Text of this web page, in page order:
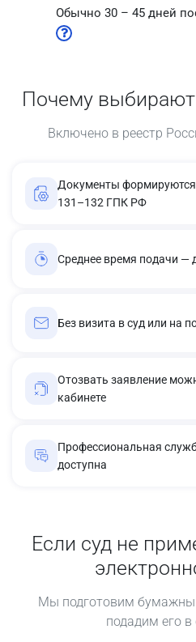
Обычно 30 – 45 дней
Почему
Включено в реестр
Документы формируются
131–132 ГПК РФ
Среднее время подачи —
Без визита в суд или на
Отозвать заявление
кабинете
Профессиональная
доступна
Если суд не
Мы подготовим
подадим его в